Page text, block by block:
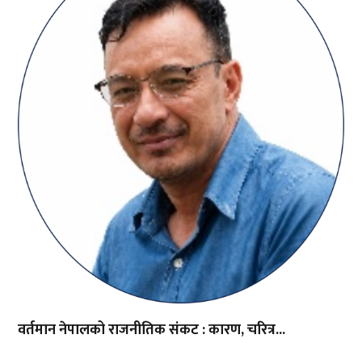
वर्तमान नेपालको राजनीतिक संकट : कारण, चरित्र...